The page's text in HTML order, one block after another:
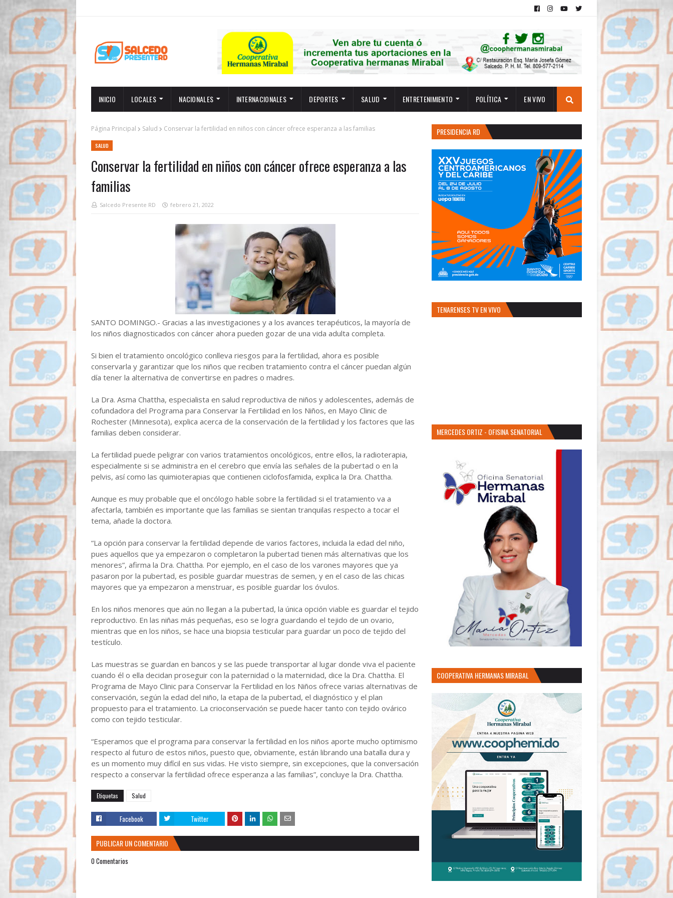
INICIO LOCALES NACIONALES INTERNACIONALES DEPORTES SALUD ENTRETENIMIENTO POLÍTICA EN VIVO
Página Principal Salud Conservar la fertilidad en niños con cáncer ofrece esperanza a las familias
SALUD
Conservar la fertilidad en niños con cáncer ofrece esperanza a las
familias
Salcedo Presente RD febrero 21, 2022
SANTO DOMINGO.- Gracias a las investigaciones y a los avances terapéuticos, la mayoría de
los niños diagnosticados con cáncer ahora pueden gozar de una vida adulta completa.
Si bien el tratamiento oncológico conlleva riesgos para la fertilidad, ahora es posible
conservarla y garantizar que los niños que reciben tratamiento contra el cáncer puedan algún
día tener la alternativa de convertirse en padres o madres.
La Dra. Asma Chattha, especialista en salud reproductiva de niños y adolescentes, además de
cofundadora del Programa para Conservar la Fertilidad en los Niños, en Mayo Clinic de
Rochester (Minnesota), explica acerca de la conservación de la fertilidad y los factores que las
familias deben considerar.
La fertilidad puede peligrar con varios tratamientos oncológicos, entre ellos, la radioterapia,
especialmente si se administra en el cerebro que envía las señales de la pubertad o en la
pelvis, así como las quimioterapias que contienen ciclofosfamida, explica la Dra. Chattha.
Aunque es muy probable que el oncólogo hable sobre la fertilidad si el tratamiento va a
afectarla, también es importante que las familias se sientan tranquilas respecto a tocar el
tema, añade la doctora.
“La opción para conservar la fertilidad depende de varios factores, incluida la edad del niño,
pues aquellos que ya empezaron o completaron la pubertad tienen más alternativas que los
menores”, afirma la Dra. Chattha. Por ejemplo, en el caso de los varones mayores que ya
pasaron por la pubertad, es posible guardar muestras de semen, y en el caso de las chicas
mayores que ya empezaron a menstruar, es posible guardar los óvulos.
En los niños menores que aún no llegan a la pubertad, la única opción viable es guardar el tejido
reproductivo. En las niñas más pequeñas, eso se logra guardando el tejido de un ovario,
mientras que en los niños, se hace una biopsia testicular para guardar un poco de tejido del
testículo.
Las muestras se guardan en bancos y se las puede transportar al lugar donde viva el paciente
cuando él o ella decidan proseguir con la paternidad o la maternidad, dice la Dra. Chattha. El
Programa de Mayo Clinic para Conservar la Fertilidad en los Niños ofrece varias alternativas de
conservación, según la edad del niño, la etapa de la pubertad, el diagnóstico y el plan
propuesto para el tratamiento. La crioconservación se puede hacer tanto con tejido ovárico
como con tejido testicular.
“Esperamos que el programa para conservar la fertilidad en los niños aporte mucho optimismo
respecto al futuro de estos niños, puesto que, obviamente, están librando una batalla dura y
es un momento muy difícil en sus vidas. He visto siempre, sin excepciones, que la conversación
respecto a conservar la fertilidad ofrece esperanza a las familias”, concluye la Dra. Chattha.
Etiquetas Salud
Facebook Twitter
PUBLICAR UN COMENTARIO
0 Comentarios
PRESIDENCIA RD
TENARENSES TV EN VIVO
MERCEDES ORTIZ - OFISINA SENATORIAL
COOPERATIVA HERMANAS MIRABAL